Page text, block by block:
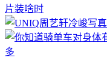
片装啥时
多